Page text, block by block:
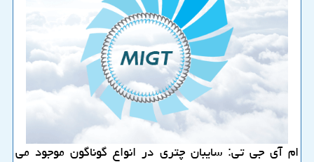
ام آی جی تی: سایبان چتری در انواع گوناگون موجود می